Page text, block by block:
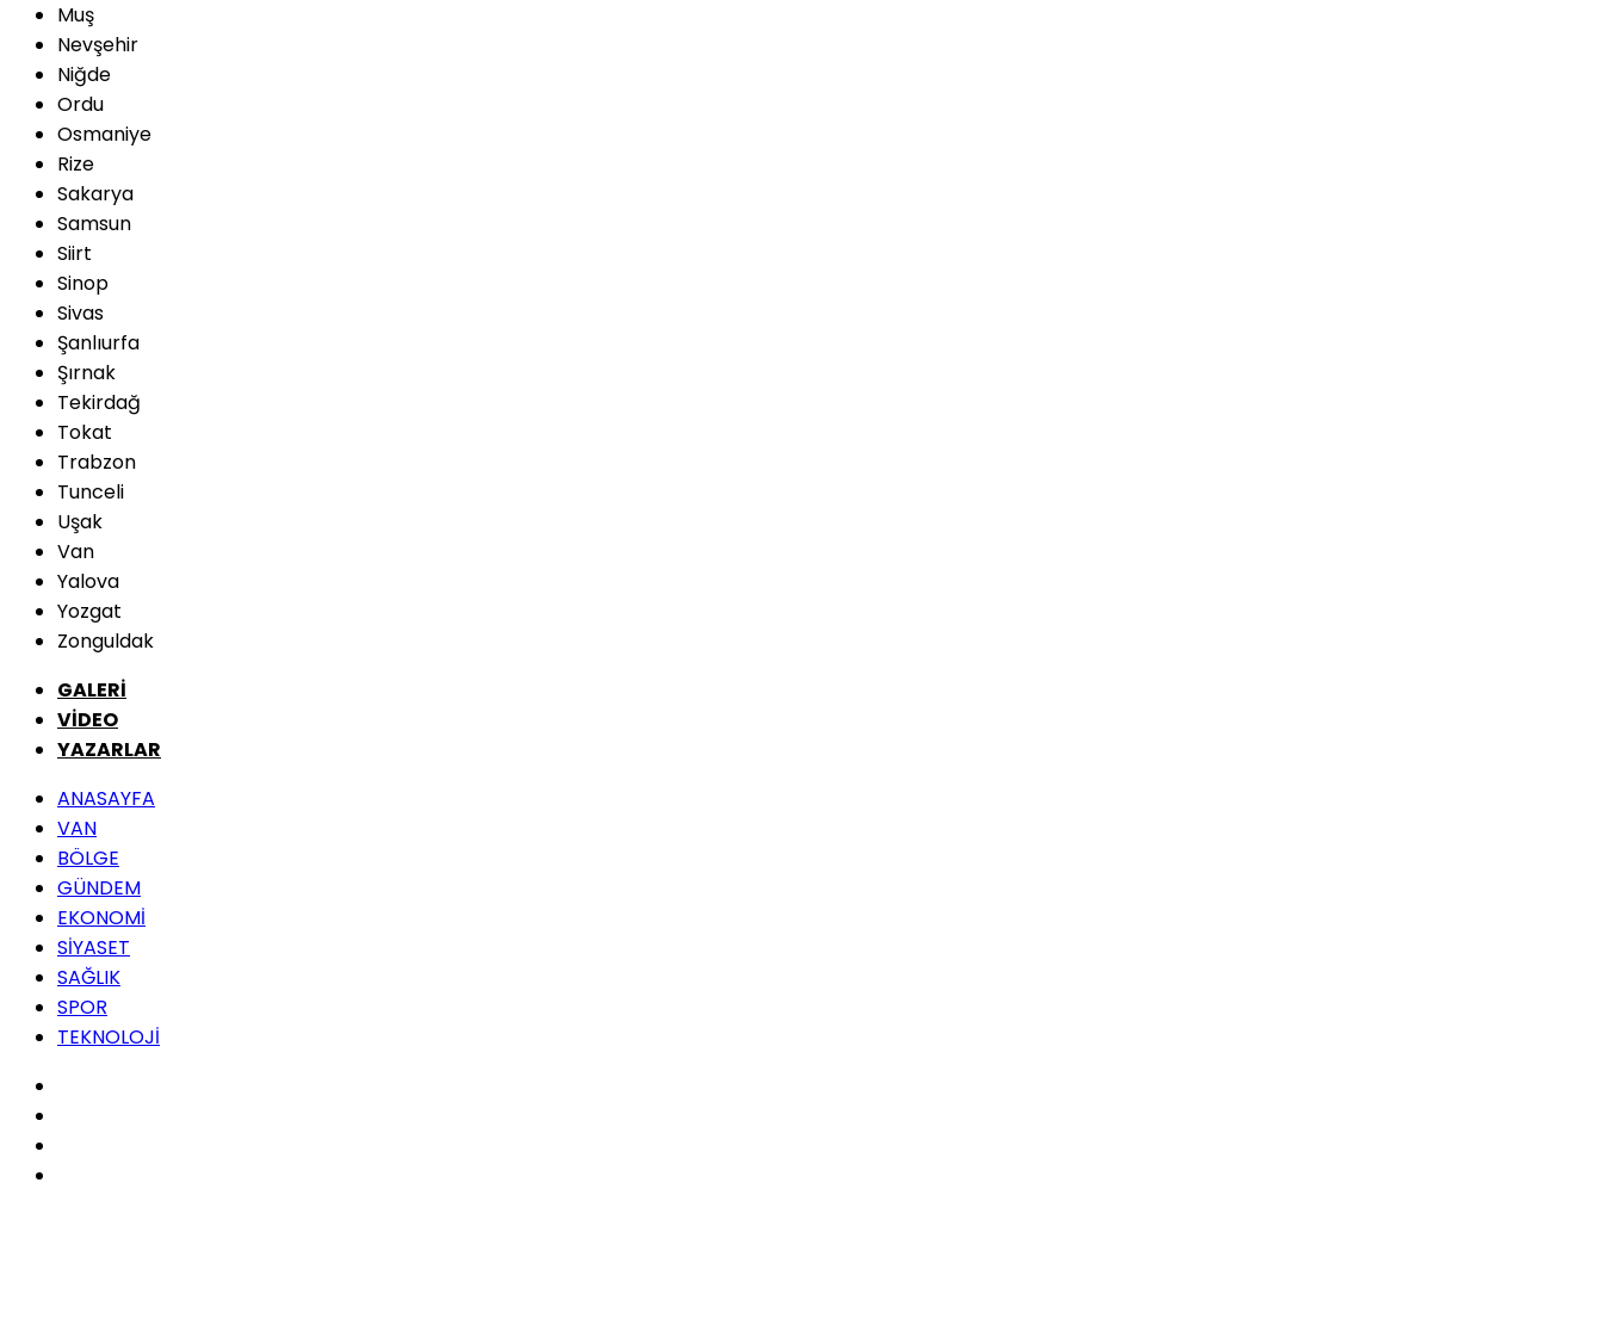
Muş
Nevşehir
Niğde
Ordu
Osmaniye
Rize
Sakarya
Samsun
Siirt
Sinop
Sivas
Şanlıurfa
Şırnak
Tekirdağ
Tokat
Trabzon
Tunceli
Uşak
Van
Yalova
Yozgat
Zonguldak
GALERİ
VİDEO
YAZARLAR
ANASAYFA
VAN
BÖLGE
GÜNDEM
EKONOMİ
SİYASET
SAĞLIK
SPOR
TEKNOLOJİ